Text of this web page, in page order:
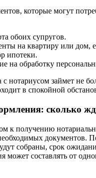
которые могут
обоих супругов.
на квартиру или дом,
ипотеки.
на обработку
с нотариусом займет не
в спокойной
сколько
к получению
документов.
собраны, срок
может составлять от